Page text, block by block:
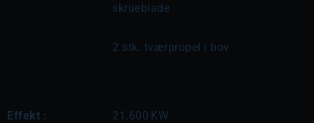
skrueblade
2 stk. tværpropel i bov
Effekt : 21.600 KW